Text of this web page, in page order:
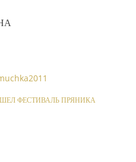
ФЕСТИВАЛЬ ПРЯНИКА